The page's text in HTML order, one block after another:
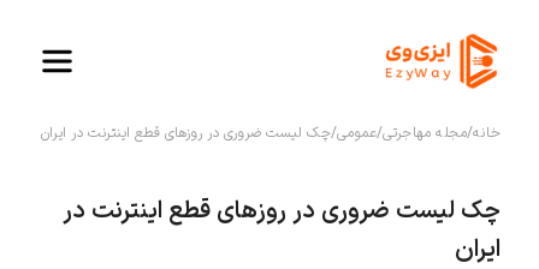
خانه/مجله مهاجرتی/عمومی/چک لیست ضروری در روزهای قطع اینترنت در ایران
چک لیست ضروری در روزهای قطع اینترنت در
ایران